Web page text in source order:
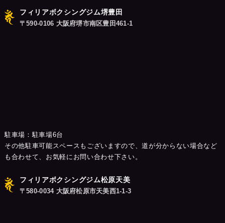
フィリアボクシングジム堺豊田
〒590-0106 大阪府堺市南区豊田461-1
駐車場：駐車場6台
その他駐車可能スペースもございますので、道が分からない場合など
も合わせて、お気軽にお問い合わせ下さい。
フィリアボクシングジム松原天美
〒580-0034 大阪府松原市天美西1-1-3